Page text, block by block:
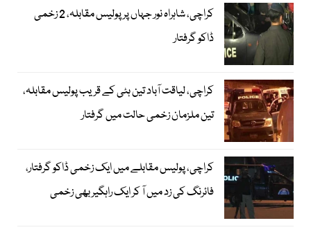
کراچی، شاہراہ نور جہاں پر پولیس مقابلہ، 2 زخمی
ڈاکو گرفتار
کراچی، لیاقت آباد تین ہٹی کے قریب پولیس مقابلہ،
تین ملزمان زخمی حالت میں گرفتار
کراچی، پولیس مقابلے میں ایک زخمی ڈاکو گرفتار،
فائرنگ کی زد میں آ کر ایک راہگیر بھی زخمی